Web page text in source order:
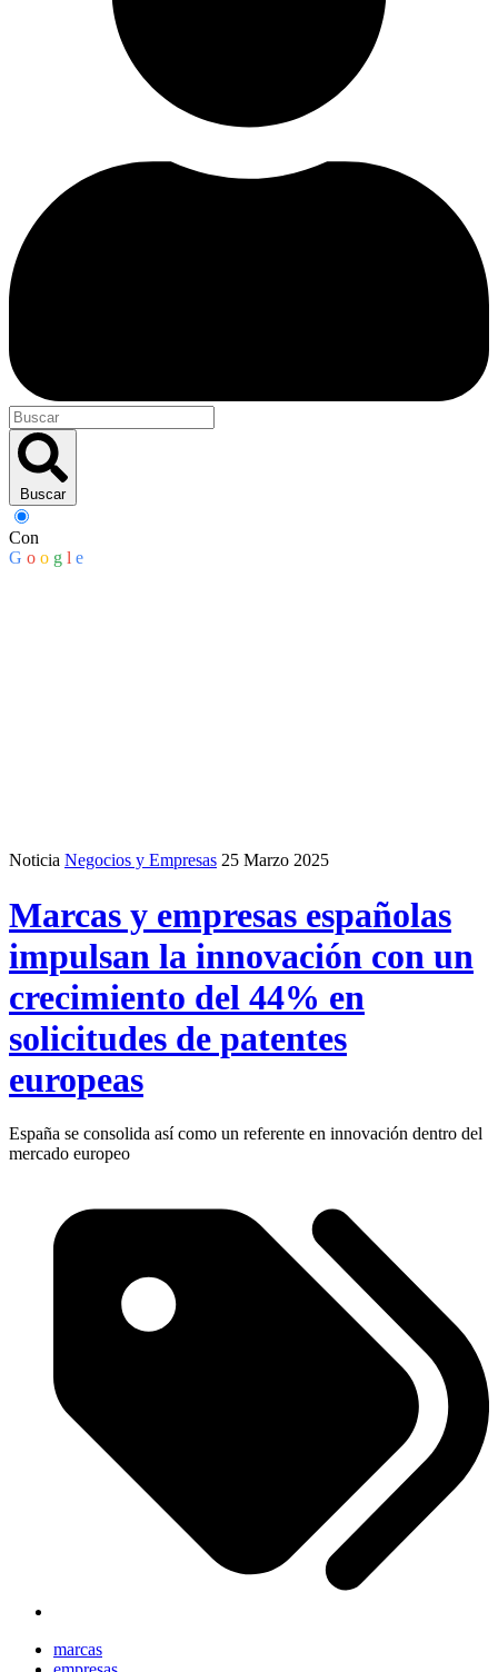
Buscar
Con
G o o g l e
Noticia Negocios y Empresas 25 Marzo 2025
Marcas y empresas españolas
impulsan la innovación con un
crecimiento del 44% en
solicitudes de patentes
europeas
España se consolida así como un referente en innovación dentro del
mercado europeo
marcas